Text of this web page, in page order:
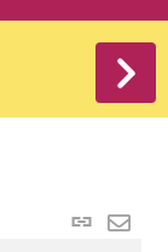
Lien